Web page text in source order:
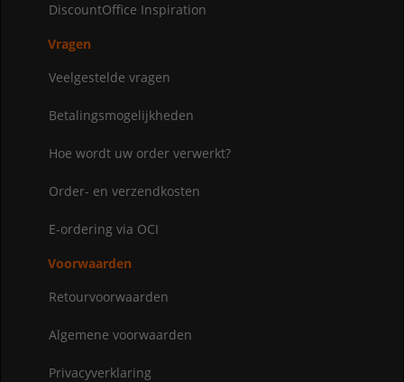
DiscountOffice Inspiration
Vragen
Veelgestelde vragen
Betalingsmogelijkheden
Hoe wordt uw order verwerkt?
Order- en verzendkosten
E-ordering via OCI
Voorwaarden
Retourvoorwaarden
Algemene voorwaarden
Privacyverklaring